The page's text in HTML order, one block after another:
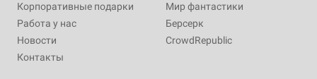
Корпоративные подарки
Работа у нас
Новости
Контакты
Мир фантастики
Берсерк
CrowdRepublic